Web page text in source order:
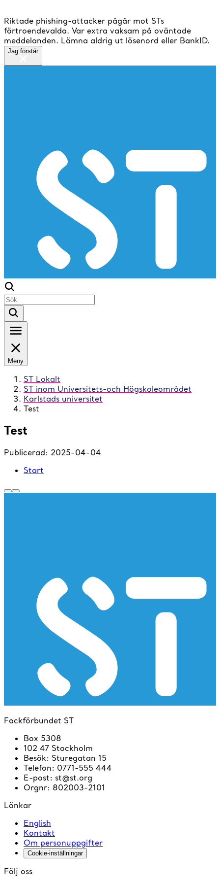
Riktade phishing-attacker pågår mot STs
förtroendevalda. Var extra vaksam på oväntade
meddelanden. Lämna aldrig ut lösenord eller BankID.
Jag förstår
Meny
ST Lokalt
ST inom Universitets-och Högskoleområdet
Karlstads universitet
Test
Test
Publicerad: 2025-04-04
Start
Fackförbundet ST
Box 5308
102 47 Stockholm
Besök: Sturegatan 15
Telefon: 0771-555 444
E-post: st@st.org
Orgnr: 802003-2101
Länkar
English
Kontakt
Om personuppgifter
Cookie-inställningar
Följ oss